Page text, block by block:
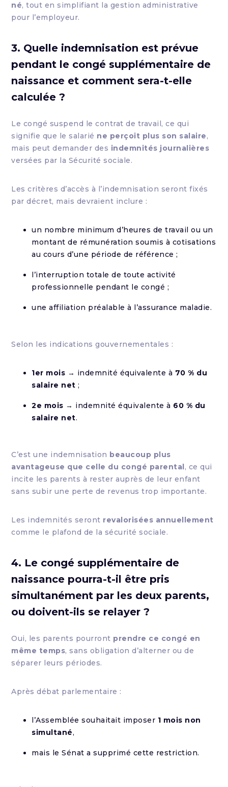
né, tout en simplifiant la gestion administrative
pour l’employeur.
3. Quelle indemnisation est prévue
pendant le congé supplémentaire de
naissance et comment sera-t-elle
calculée ?
Le congé suspend le contrat de travail, ce qui
signifie que le salarié ne perçoit plus son salaire,
mais peut demander des indemnités journalières
versées par la Sécurité sociale.
Les critères d’accès à l’indemnisation seront fixés
par décret, mais devraient inclure :
un nombre minimum d’heures de travail ou un
montant de rémunération soumis à cotisations
au cours d’une période de référence ;
l’interruption totale de toute activité
professionnelle pendant le congé ;
une affiliation préalable à l’assurance maladie.
Selon les indications gouvernementales :
1er mois → indemnité équivalente à 70 % du
salaire net ;
2e mois → indemnité équivalente à 60 % du
salaire net.
C’est une indemnisation beaucoup plus
avantageuse que celle du congé parental, ce qui
incite les parents à rester auprès de leur enfant
sans subir une perte de revenus trop importante.
Les indemnités seront revalorisées annuellement
comme le plafond de la sécurité sociale.
4. Le congé supplémentaire de
naissance pourra-t-il être pris
simultanément par les deux parents,
ou doivent-ils se relayer ?
Oui, les parents pourront prendre ce congé en
même temps, sans obligation d’alterner ou de
séparer leurs périodes.
Après débat parlementaire :
l’Assemblée souhaitait imposer 1 mois non
simultané,
mais le Sénat a supprimé cette restriction.